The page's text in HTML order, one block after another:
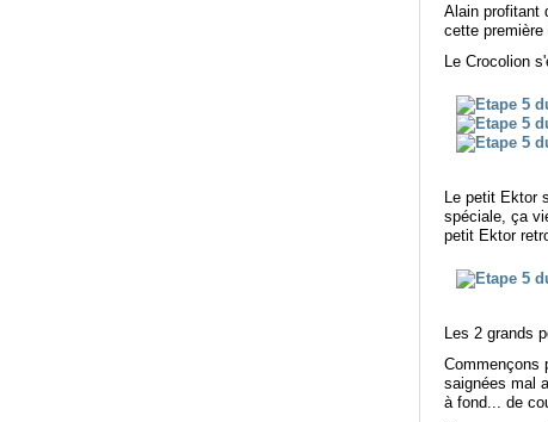
Alain profitant
cette première
Le Crocolion
Le petit Ektor
spéciale, ça
petit Ektor
Les 2 grands
Commençons
saignées mal
à fond... de